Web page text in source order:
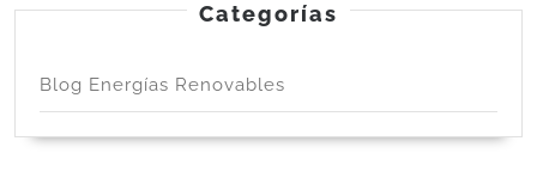
Categorías
Blog Energías Renovables